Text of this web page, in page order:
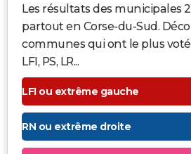
Les résultats des municipales
partout en Corse-du-Sud.
communes qui ont le plus voté
LFI, PS, LR...
LFI ou extrême gauche
RN ou extrême droite